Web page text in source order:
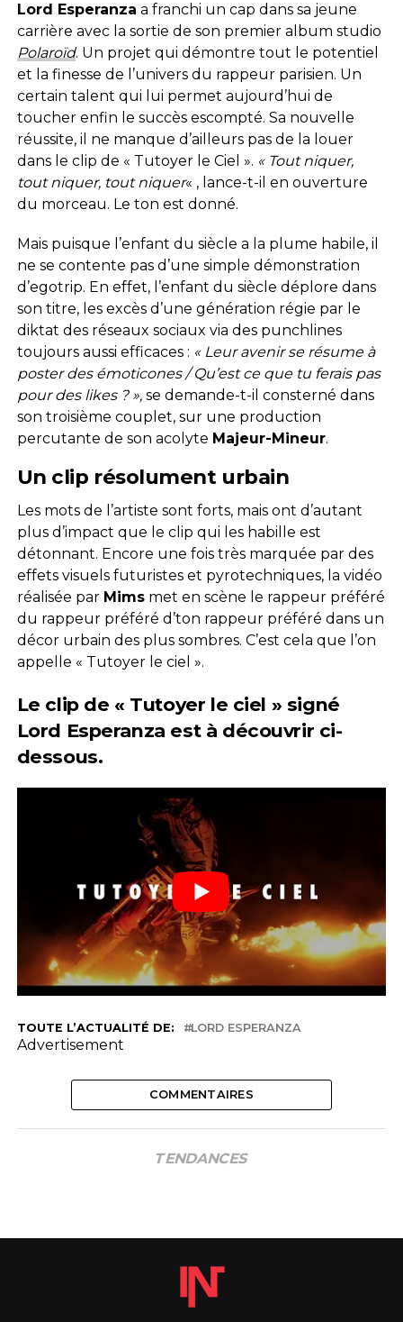
Lord Esperanza a franchi un cap dans sa jeune
carrière avec la sortie de son premier album studio
Polaroïd. Un projet qui démontre tout le potentiel
et la finesse de l’univers du rappeur parisien. Un
certain talent qui lui permet aujourd’hui de
toucher enfin le succès escompté. Sa nouvelle
réussite, il ne manque d’ailleurs pas de la louer
dans le clip de « Tutoyer le Ciel ». « Tout niquer,
tout niquer, tout niquer« , lance-t-il en ouverture
du morceau. Le ton est donné.
Mais puisque l’enfant du siècle a la plume habile, il
ne se contente pas d’une simple démonstration
d’egotrip. En effet, l’enfant du siècle déplore dans
son titre, les excès d’une génération régie par le
diktat des réseaux sociaux via des punchlines
toujours aussi efficaces : « Leur avenir se résume à
poster des émoticones / Qu’est ce que tu ferais pas
pour des likes ? »,se demande-t-il consterné dans
son troisième couplet, sur une production
percutante de son acolyte Majeur-Mineur.
Un clip résolument urbain
Les mots de l’artiste sont forts, mais ont d’autant
plus d’impact que le clip qui les habille est
détonnant. Encore une fois très marquée par des
effets visuels futuristes et pyrotechniques, la vidéo
réalisée par Mimsmet en scène le rappeur préféré
du rappeur préféré d’ton rappeur préféré dans un
décor urbain des plus sombres. C’est cela que l’on
appelle « Tutoyer le ciel ».
Le clip de « Tutoyer le ciel » signé
Lord Esperanza est à découvrir ci-
dessous.
TOUTE L’ACTUALITÉ DE: LORD ESPERANZA
Advertisement
COMMENTAIRES
TENDANCES